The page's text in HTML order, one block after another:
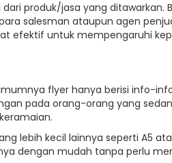
produk/jasa yang
salesman ataupun agen
efektif untuk mempengaruhi
flyer hanya berisi info-
pada orang-orang yang
lebih kecil lainnya seperti A5
dengan mudah tanpa perlu